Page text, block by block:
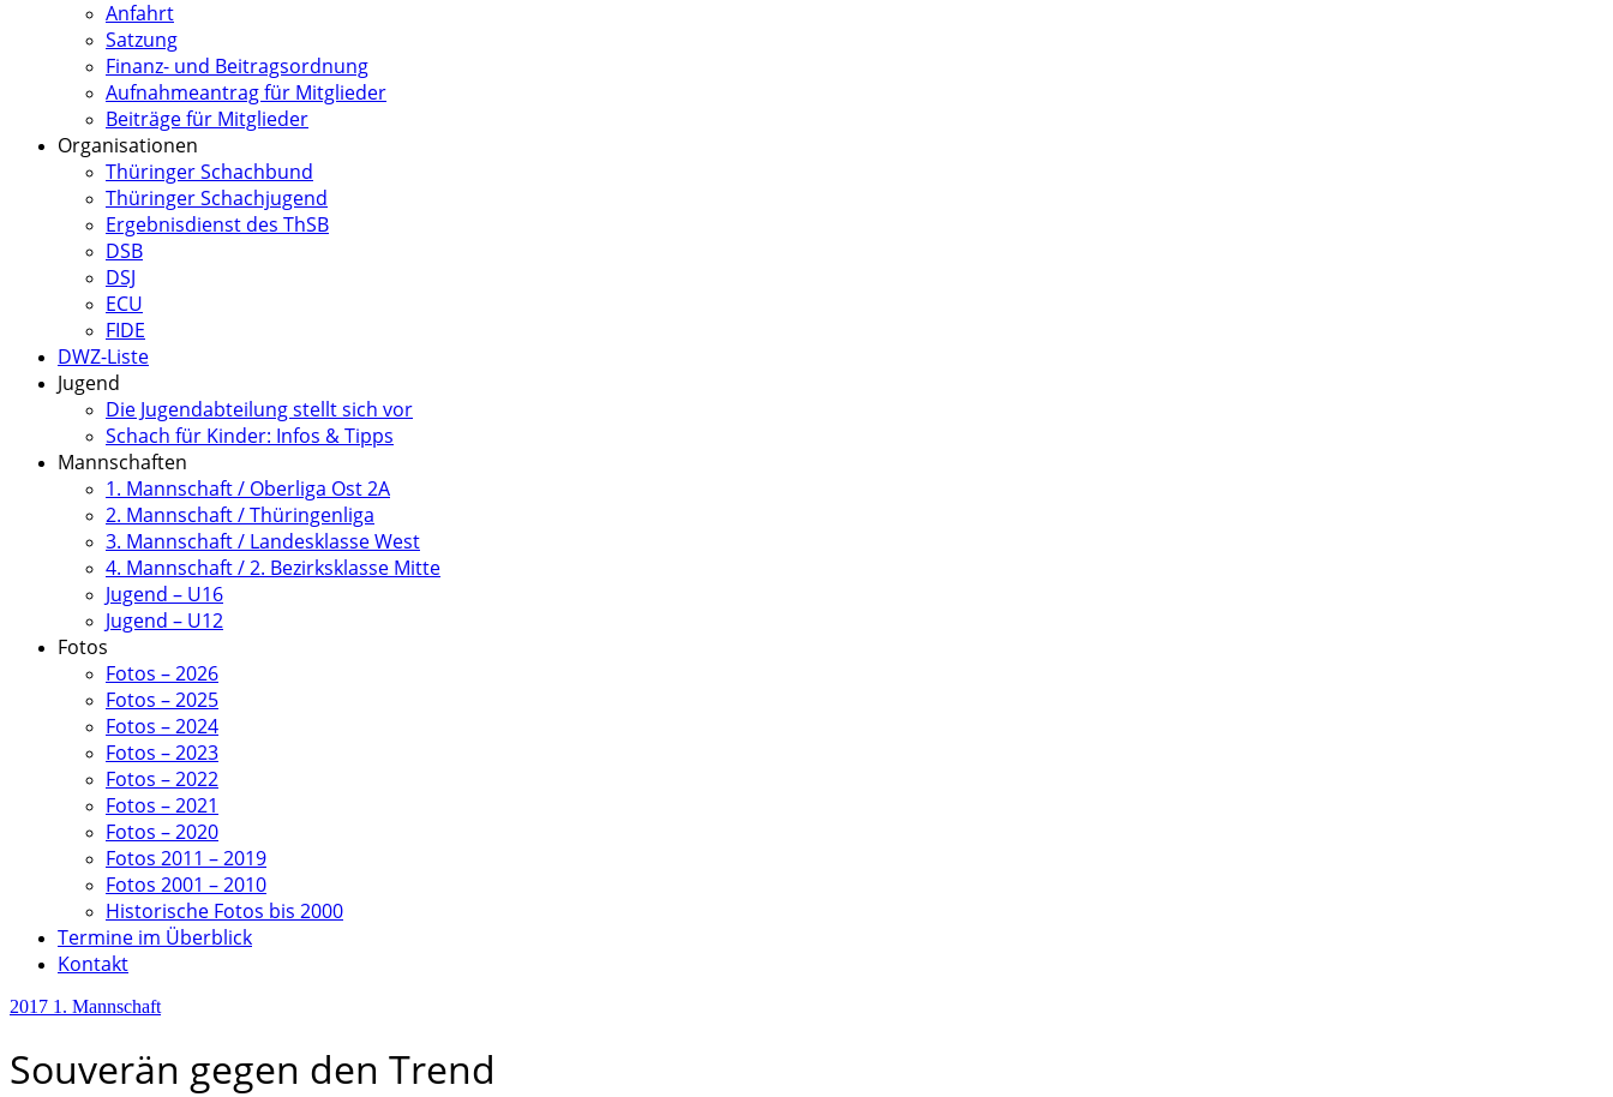
Anfahrt
Satzung
Finanz- und Beitragsordnung
Aufnahmeantrag für Mitglieder
Beiträge für Mitglieder
Organisationen
Thüringer Schachbund
Thüringer Schachjugend
Ergebnisdienst des ThSB
DSB
DSJ
ECU
FIDE
DWZ-Liste
Jugend
Die Jugendabteilung stellt sich vor
Schach für Kinder: Infos & Tipps
Mannschaften
1. Mannschaft / Oberliga Ost 2A
2. Mannschaft / Thüringenliga
3. Mannschaft / Landesklasse West
4. Mannschaft / 2. Bezirksklasse Mitte
Jugend – U16
Jugend – U12
Fotos
Fotos – 2026
Fotos – 2025
Fotos – 2024
Fotos – 2023
Fotos – 2022
Fotos – 2021
Fotos – 2020
Fotos 2011 – 2019
Fotos 2001 – 2010
Historische Fotos bis 2000
Termine im Überblick
Kontakt
2017 1. Mannschaft
Souverän gegen den Trend